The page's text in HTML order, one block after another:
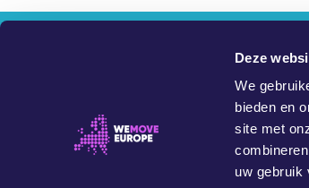
Deze
We
bieden en
site met
uw gebruik
De website van YouMove
Petities op deze site worden gestart door